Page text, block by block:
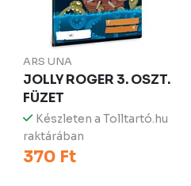
ARS UNA
JOLLY ROGER 3. OSZT.
FÜZET
Készleten a Tolltartó.hu
raktárában
370 Ft